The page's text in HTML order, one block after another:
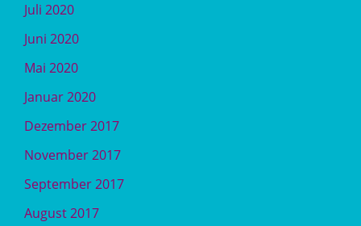
Juli 2020
Juni 2020
Mai 2020
Januar 2020
Dezember 2017
November 2017
September 2017
August 2017